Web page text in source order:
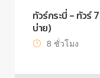
ทัวร์กระบี่ – ทัวร์
บ่าย)
8 ชั่วโมง